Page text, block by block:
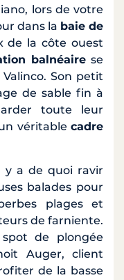
lors de votre
dans la baie de
de la côte ouest
balnéairese
Son petit
de sable fin à
toute leur
véritable cadre
y a de quoi ravir
balades pour
plages et
de farniente.
de plongée
Auger, client
de la basse